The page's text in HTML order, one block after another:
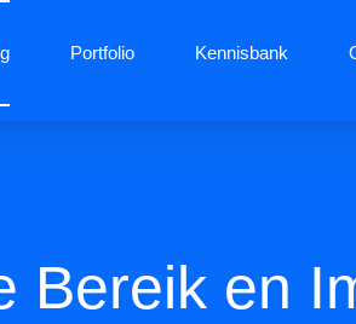
Portfolio Kennisbank
Bereik en